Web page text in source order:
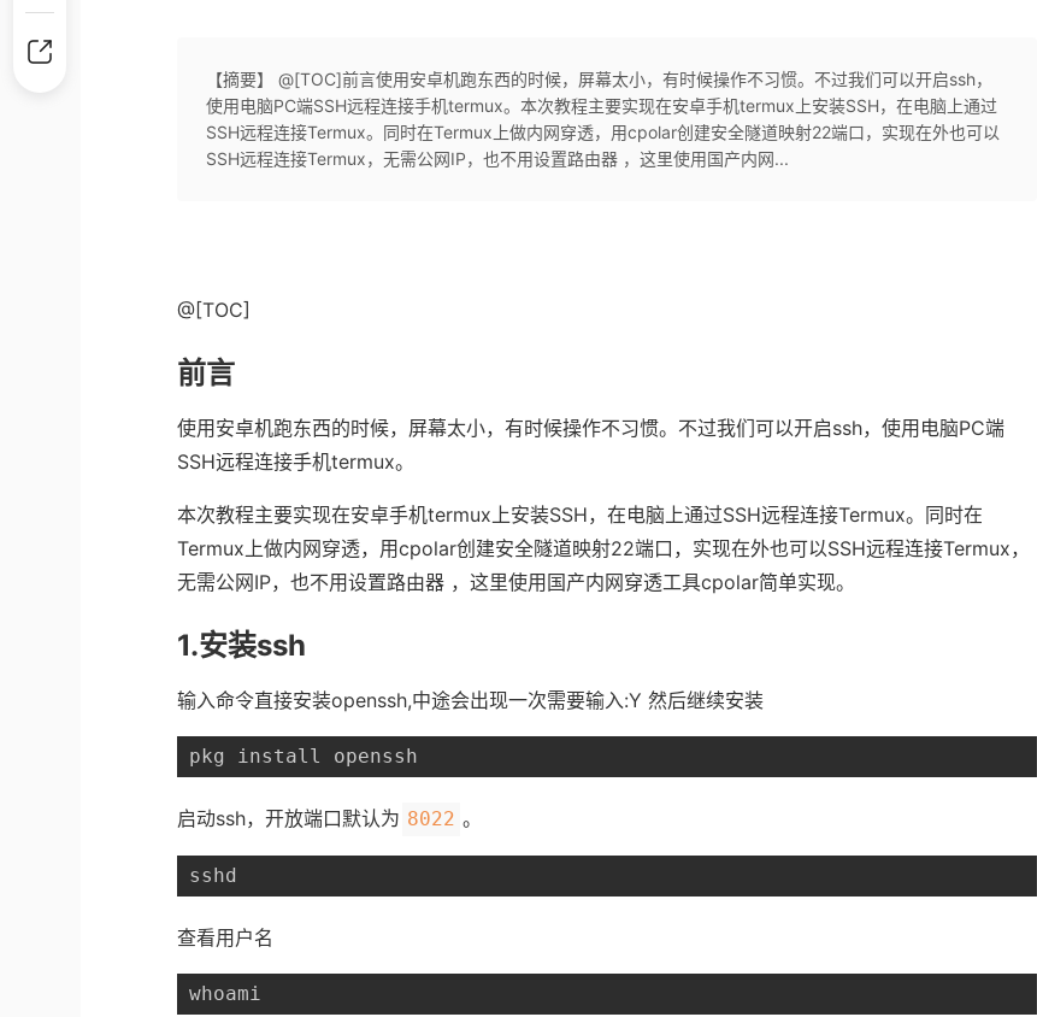
【摘要】 @[TOC]前言使用安卓机跑东西的时候，屏幕太小，有时候操作不习惯。不过我们可以开启ssh，
使用电脑PC端SSH远程连接手机termux。本次教程主要实现在安卓手机termux上安装SSH，在电脑上通过
SSH远程连接Termux。同时在Termux上做内网穿透，用cpolar创建安全隧道映射22端口，实现在外也可以
SSH远程连接Termux，无需公网IP，也不用设置路由器 ，这里使用国产内网...
@[TOC]
前言
使用安卓机跑东西的时候，屏幕太小，有时候操作不习惯。不过我们可以开启ssh，使用电脑PC端
SSH远程连接手机termux。
本次教程主要实现在安卓手机termux上安装SSH，在电脑上通过SSH远程连接Termux。同时在
Termux上做内网穿透，用cpolar创建安全隧道映射22端口，实现在外也可以SSH远程连接Termux，
无需公网IP，也不用设置路由器 ，这里使用国产内网穿透工具cpolar简单实现。
1.安装ssh
输入命令直接安装openssh,中途会出现一次需要输入:Y 然后继续安装
pkg install openssh
启动ssh，开放端口默认为 8022 。
sshd
查看用户名
whoami